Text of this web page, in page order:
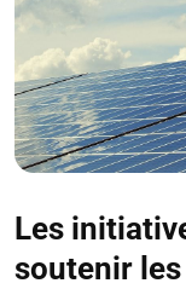
Les
soutenir